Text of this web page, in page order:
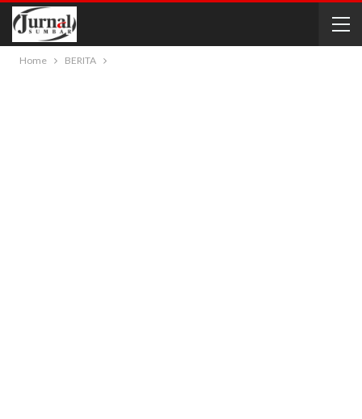
Home BERITA